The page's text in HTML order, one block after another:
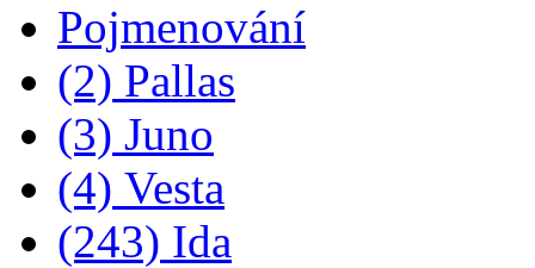
Pojmenování
(2) Pallas
(3) Juno
(4) Vesta
(243) Ida